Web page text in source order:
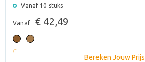
Vanaf 10 stuks
Vanaf € 42,49
Bereken Jouw Prijs